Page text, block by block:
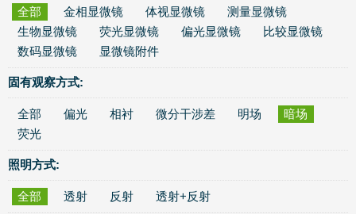
全部 金相显微镜 体视显微镜
测量显微镜
生物显微镜
荧光显微镜 偏光显微镜
比较显微镜
数码显微镜
显微镜附件
固有观察方式:
全部 偏光 相衬 微分干涉差 明场
暗场
荧光
照明方式:
全部 透射 反射 透射+反射